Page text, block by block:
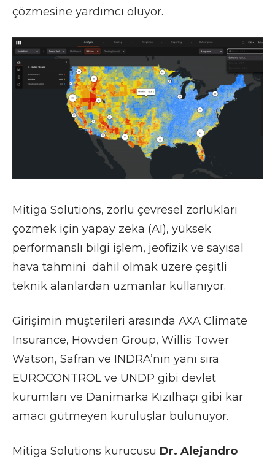
çözmesine yardımcı oluyor.
Mitiga Solutions, zorlu çevresel zorlukları
çözmek için yapay zeka (AI), yüksek
performanslı bilgi işlem, jeofizik ve sayısal
hava tahmini dahil olmak üzere çeşitli
teknik alanlardan uzmanlar kullanıyor.
Girişimin müşterileri arasında AXA Climate
Insurance, Howden Group, Willis Tower
Watson, Safran ve INDRA’nın yanı sıra
EUROCONTROL ve UNDP gibi devlet
kurumları ve Danimarka Kızılhaçı gibi kar
amacı gütmeyen kuruluşlar bulunuyor.
Mitiga Solutions kurucusu Dr. Alejandro